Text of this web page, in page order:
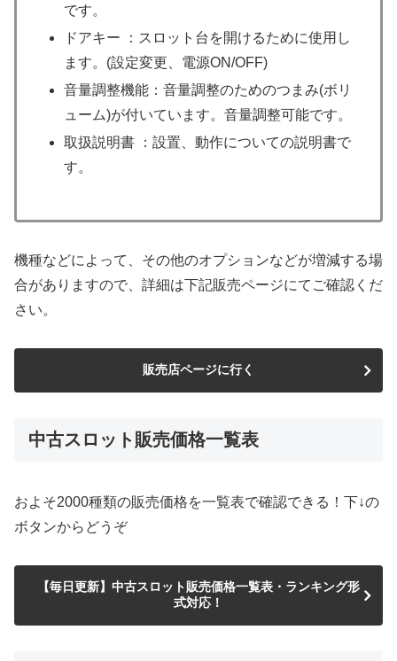
です。
ドアキー ：スロット台を開けるために使用し
ます。(設定変更、電源ON/OFF)
音量調整機能：音量調整のためのつまみ(ボリ
ューム)が付いています。音量調整可能です。
取扱説明書 ：設置、動作についての説明書で
す。
機種などによって、その他のオプションなどが増減する場
合がありますので、詳細は下記販売ページにてご確認くだ
さい。
販売店ページに行く
中古スロット販売価格一覧表
およそ2000種類の販売価格を一覧表で確認できる！下↓の
ボタンからどうぞ
【毎日更新】中古スロット販売価格一覧表・ランキング形
式対応！